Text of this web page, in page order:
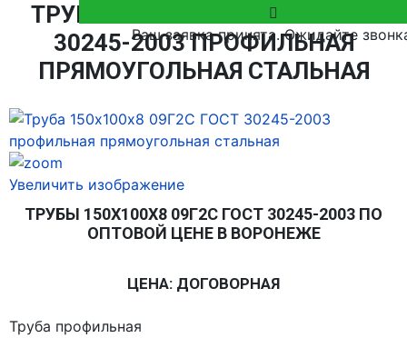
Ваш заявка принята. Ожидайте
ТРУБА 150Х100Х8 09Г2С ГОСТ
30245-2003 ПРОФИЛЬНАЯ
ПРЯМОУГОЛЬНАЯ СТАЛЬНАЯ
Увеличить изображение
ТРУБЫ 150Х100Х8 09Г2С ГОСТ 30245-2003 ПО
ОПТОВОЙ ЦЕНЕ В ВОРОНЕЖЕ
ЦЕНА: ДОГОВОРНАЯ
Труба профильная